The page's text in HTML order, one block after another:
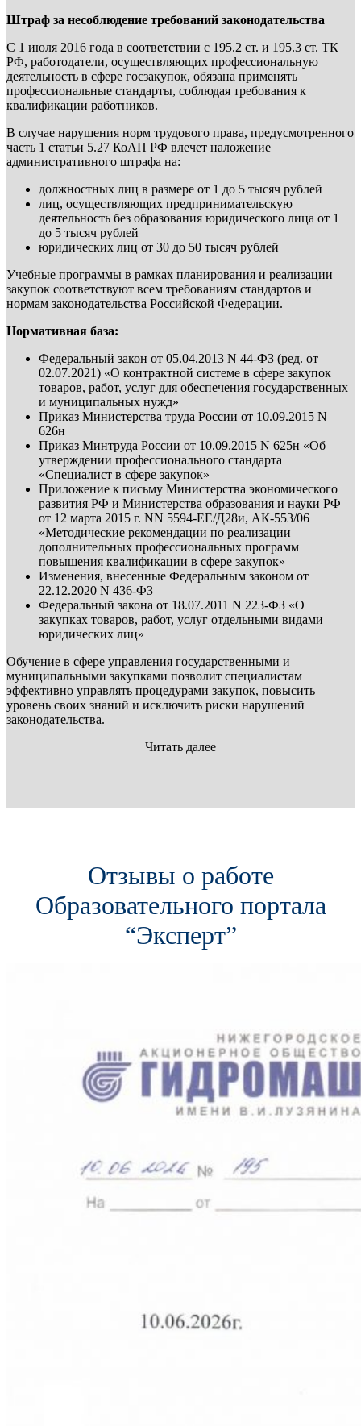
Штраф за несоблюдение требований законодательства
С 1 июля 2016 года в соответствии с 195.2 ст. и 195.3 ст. ТК
РФ, работодатели, осуществляющих профессиональную
деятельность в сфере госзакупок, обязана применять
профессиональные стандарты, соблюдая требования к
квалификации работников.
В случае нарушения норм трудового права, предусмотренного
часть 1 статьи 5.27 КоАП РФ влечет наложение
административного штрафа на:
должностных лиц в размере от 1 до 5 тысяч рублей
лиц, осуществляющих предпринимательскую
деятельность без образования юридического лица от 1
до 5 тысяч рублей
юридических лиц от 30 до 50 тысяч рублей
Учебные программы в рамках планирования и реализации
закупок соответствуют всем требованиям стандартов и
нормам законодательства Российской Федерации.
Нормативная база:
Федеральный закон от 05.04.2013 N 44-ФЗ (ред. от
02.07.2021) «О контрактной системе в сфере закупок
товаров, работ, услуг для обеспечения государственных
и муниципальных нужд»
Приказ Министерства труда России от 10.09.2015 N
626н
Приказ Минтруда России от 10.09.2015 N 625н «Об
утверждении профессионального стандарта
«Специалист в сфере закупок»
Приложение к письму Министерства экономического
развития РФ и Министерства образования и науки РФ
от 12 марта 2015 г. NN 5594-ЕЕ/Д28и, АК-553/06
«Методические рекомендации по реализации
дополнительных профессиональных программ
повышения квалификации в сфере закупок»
Изменения, внесенные Федеральным законом от
22.12.2020 N 436-ФЗ
Федеральный закона от 18.07.2011 N 223-ФЗ «О
закупках товаров, работ, услуг отдельными видами
юридических лиц»
Обучение в сфере управления государственными и
муниципальными закупками позволит специалистам
эффективно управлять процедурами закупок, повысить
уровень своих знаний и исключить риски нарушений
законодательства.
Читать далее
Отзывы о работе
Образовательного портала
“Эксперт”